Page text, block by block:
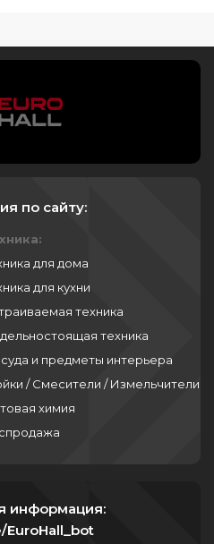
по сайту:
для дома
для кухни
техника
техника
и предметы интерьера
/ Смесители / Измельчители
химия
информация: